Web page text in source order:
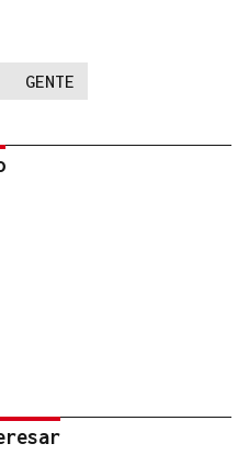
GENTE